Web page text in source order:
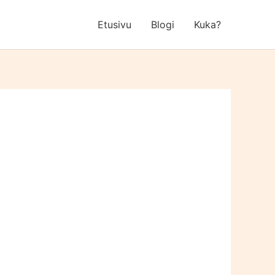
Etusivu Blogi Kuka?